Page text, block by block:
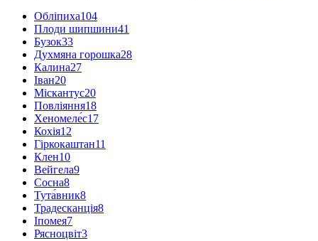
Обліпиха104
Плоди шипшини41
Бузок33
Духмяна горошка28
Калина27
Іван20
Міскантус20
Повліяння18
Хеномеле́с17
Кохія12
Гіркокаштан11
Клен10
Вейгела9
Сосна8
Тута́вник8
Традесканція8
Іпомея7
Рясноцвіт3